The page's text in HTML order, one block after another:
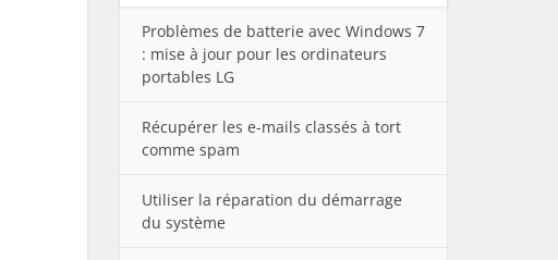
Problèmes de batterie avec Windows 7
: mise à jour pour les ordinateurs
portables LG
Récupérer les e-mails classés à tort
comme spam
Utiliser la réparation du démarrage
du système